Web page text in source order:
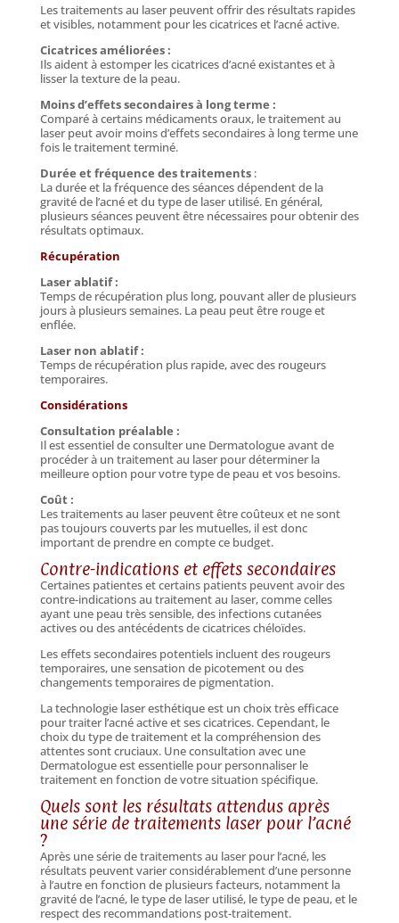
Les traitements au laser peuvent offrir des résultats rapides
et visibles, notamment pour les cicatrices et l’acné active.
Cicatrices améliorées :
Ils aident à estomper les cicatrices d’acné existantes et à
lisser la texture de la peau.
Moins d’effets secondaires à long terme :
Comparé à certains médicaments oraux, le traitement au
laser peut avoir moins d’effets secondaires à long terme une
fois le traitement terminé.
Durée et fréquence des traitements:
La durée et la fréquence des séances dépendent de la
gravité de l’acné et du type de laser utilisé. En général,
plusieurs séances peuvent être nécessaires pour obtenir des
résultats optimaux.
Récupération
Laser ablatif :
Temps de récupération plus long, pouvant aller de plusieurs
jours à plusieurs semaines. La peau peut être rouge et
enflée.
Laser non ablatif :
Temps de récupération plus rapide, avec des rougeurs
temporaires.
Considérations
Consultation préalable :
Il est essentiel de consulter une Dermatologue avant de
procéder à un traitement au laser pour déterminer la
meilleure option pour votre type de peau et vos besoins.
Coût :
Les traitements au laser peuvent être coûteux et ne sont
pas toujours couverts par les mutuelles, il est donc
important de prendre en compte ce budget.
Contre-indications et effets secondaires
Certaines patientes et certains patients peuvent avoir des
contre-indications au traitement au laser, comme celles
ayant une peau très sensible, des infections cutanées
actives ou des antécédents de cicatrices chéloïdes.
Les effets secondaires potentiels incluent des rougeurs
temporaires, une sensation de picotement ou des
changements temporaires de pigmentation.
La technologie laser esthétique est un choix très efficace
pour traiter l’acné active et ses cicatrices. Cependant, le
choix du type de traitement et la compréhension des
attentes sont cruciaux. Une consultation avec une
Dermatologue est essentielle pour personnaliser le
traitement en fonction de votre situation spécifique.
Quels sont les résultats attendus après
une série de traitements laser pour l’acné
?
Après une série de traitements au laser pour l’acné, les
résultats peuvent varier considérablement d’une personne
à l’autre en fonction de plusieurs facteurs, notamment la
gravité de l’acné, le type de laser utilisé, le type de peau, et le
respect des recommandations post-traitement.